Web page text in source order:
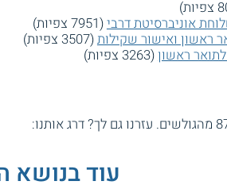
אוניברסיטת דרבי(7951 צפיות)
ראשון ואישור שקילות(3507 צפיות)
ראשון(3263 צפיות)
עזרנו גם לך? דרג אותנו:
עוד בנושא